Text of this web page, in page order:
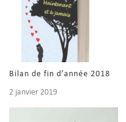
Bilan de fin d’année 2018
2 janvier 2019